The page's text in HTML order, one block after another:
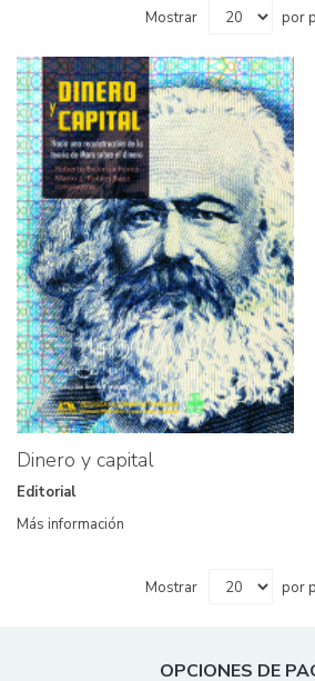
Mostrar por
Dinero y capital
Editorial
Más información
Mostrar por
OPCIONES DE